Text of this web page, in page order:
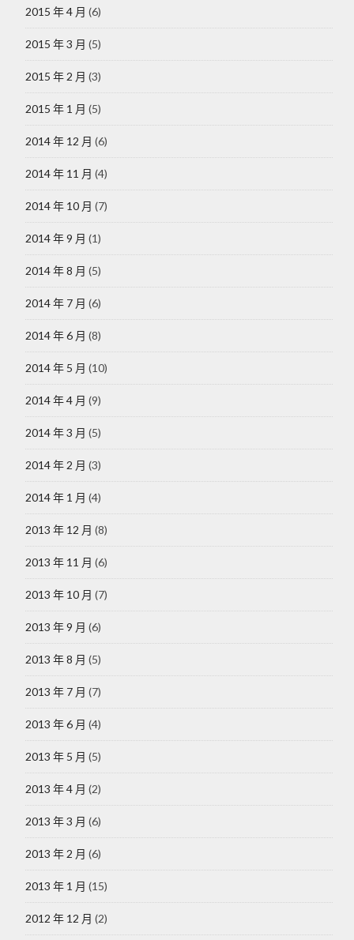
2015 年 4 月 (6)
2015 年 3 月 (5)
2015 年 2 月 (3)
2015 年 1 月 (5)
2014 年 12 月 (6)
2014 年 11 月 (4)
2014 年 10 月 (7)
2014 年 9 月 (1)
2014 年 8 月 (5)
2014 年 7 月 (6)
2014 年 6 月 (8)
2014 年 5 月 (10)
2014 年 4 月 (9)
2014 年 3 月 (5)
2014 年 2 月 (3)
2014 年 1 月 (4)
2013 年 12 月 (8)
2013 年 11 月 (6)
2013 年 10 月 (7)
2013 年 9 月 (6)
2013 年 8 月 (5)
2013 年 7 月 (7)
2013 年 6 月 (4)
2013 年 5 月 (5)
2013 年 4 月 (2)
2013 年 3 月 (6)
2013 年 2 月 (6)
2013 年 1 月 (15)
2012 年 12 月 (2)